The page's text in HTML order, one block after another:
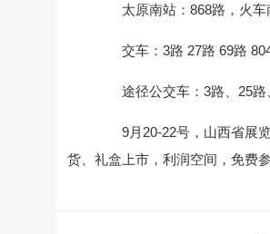
太原南站：868路，火车
交车：3路 27路 69路 804
途径公交车：3路、25路、
9月20-22号，山西省展览
货、礼盒上市，利润空间，免费